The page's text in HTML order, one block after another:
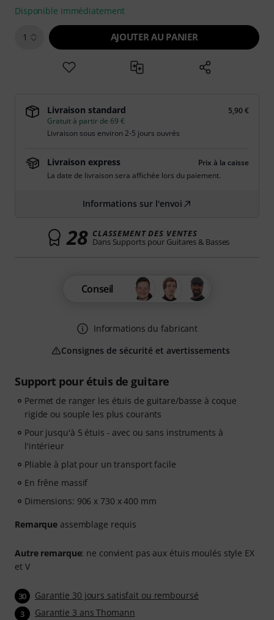
Support pour étuis de guitare
Permet de ranger les étuis de guitare/basse à coque
rigide ou souple les plus courants
Pour jusqu'à 5 étuis - avec ou sans instruments à
l'intérieur
Pliable à plat pour un transport facile
En frêne massif
Dimensions: 906 x 730 x 400 mm
Remarque assemblage requis
Autre remarque: ne convient pas aux étuis moulés style EX
et V
30 Garantie 30 jours satisfait ou remboursé
3 Garantie 3 ans Thomann
Disponible immédiatement
1 AJOUTER AU PANIER
Livraison standard
5,90 €
Gratuit à partir de 69 €
Livraison sous environ 2-5 jours ouvrés
Livraison express
Prix à la caisse
La date de livraison sera affichée lors du paiement.
Informations sur l'envoi
28 CLASSEMENT DES VENTES
Dans Supports pour Guitares & Basses
Conseil
Informations du fabricant
Consignes de sécurité et avertissements